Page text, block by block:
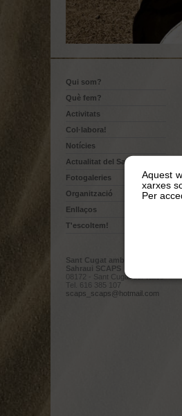
Qui som?
Què fem?
Activitats
Col·labora!
Notícies
Actualitat del Sahara
Fotogaleries
Organització
Enllaços
T'escoltem!
Sant Cugat amb el Poble
Sahraui SCAPS
08172 - Sant Cugat del Vallès
Tel. 616 385 107
scaps_scaps@hotmail.com
Aquest
xarxes
Per